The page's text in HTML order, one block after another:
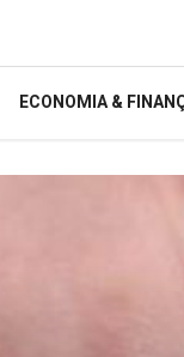
ECONOMIA &